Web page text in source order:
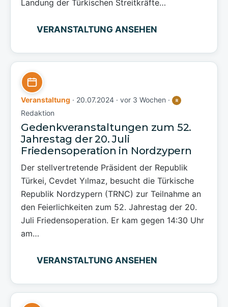
Landung der Türkischen Streitkräfte…
VERANSTALTUNG ANSEHEN
Veranstaltung · 20.07.2024 · vor 3 Wochen · R
Redaktion
Gedenkveranstaltungen zum 52.
Jahrestag der 20. Juli
Friedensoperation in Nordzypern
Der stellvertretende Präsident der Republik
Türkei, Cevdet Yılmaz, besucht die Türkische
Republik Nordzypern (TRNC) zur Teilnahme an
den Feierlichkeiten zum 52. Jahrestag der 20.
Juli Friedensoperation. Er kam gegen 14:30 Uhr
am…
VERANSTALTUNG ANSEHEN